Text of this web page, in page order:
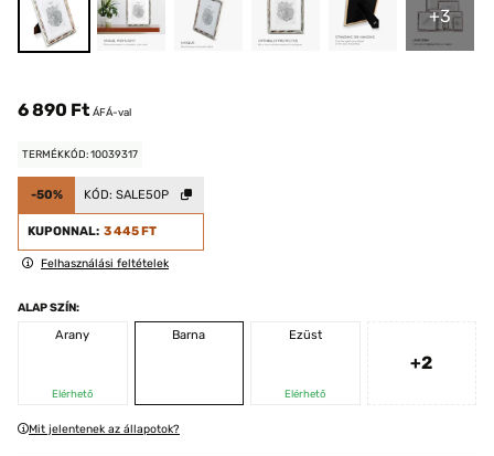
+3
6 890 Ft ÁFÁ-val
TERMÉKKÓD: 10039317
-50% KÓD: SALE50P
KUPONNAL: 3 445 FT
Felhasználási feltételek
ALAP SZÍN:
Arany
Elérhető
Barna Ezüst
Elérhető
+2
Mit jelentenek az állapotok?